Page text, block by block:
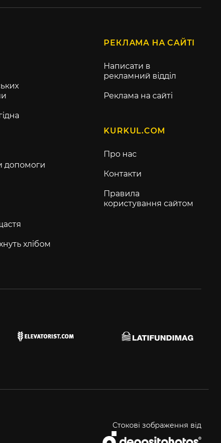
допомоги
хлібом
РЕКЛАМА НА САЙТІ
Написати в
рекламний відділ
Реклама на сайті
KURKUL.COM
Про нас
Контакти
Правила
користування сайтом
Стокові зображення від